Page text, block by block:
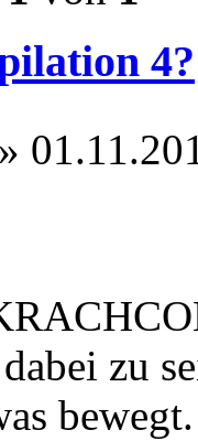
4?
»
zu
bewegt.